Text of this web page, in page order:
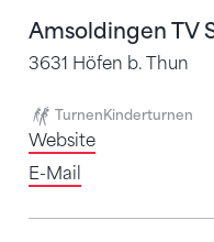
Amsoldingen TV
3631 Höfen b. Thun
Turnen Kinderturnen
Website
E-Mail